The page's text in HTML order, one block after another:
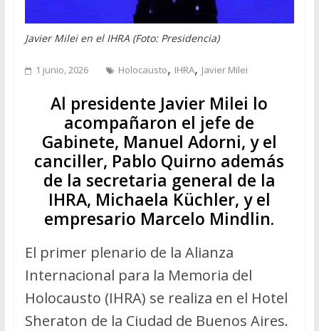
Javier Milei en el IHRA (Foto: Presidencia)
1 junio, 2026 Holocausto, IHRA, Javier Milei
Al presidente Javier Milei lo
acompañaron el jefe de
Gabinete, Manuel Adorni, y el
canciller, Pablo Quirno además
de la secretaria general de la
IHRA, Michaela Küchler, y el
empresario Marcelo Mindlin.
El primer plenario de la Alianza
Internacional para la Memoria del
Holocausto (IHRA) se realiza en el Hotel
Sheraton de la Ciudad de Buenos Aires.